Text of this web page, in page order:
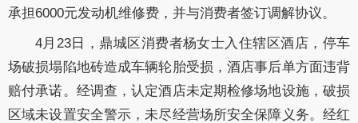
承担6000元发动机维修费，并与消费者签订调解协议。
4月23日，鼎城区消费者杨女士入住辖区酒店，停车
场破损塌陷地砖造成车辆轮胎受损，酒店事后单方面违背
赔付承诺。经调查，认定酒店未定期检修场地设施，破损
区域未设置安全警示，未尽经营场所安全保障义务。经红